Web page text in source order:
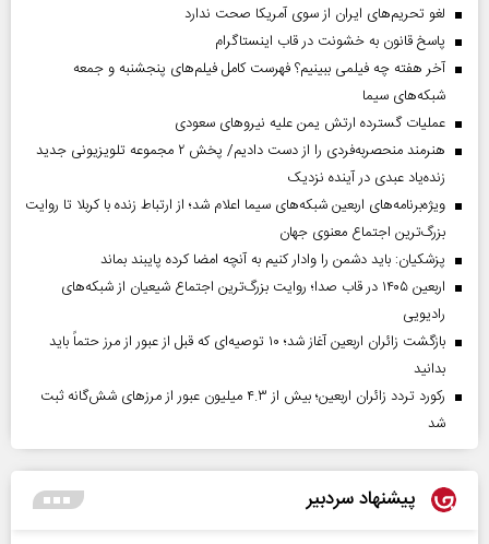
لغو تحریم‌های ایران از سوی آمریکا صحت ندارد
پاسخ قانون به خشونت در قاب اینستاگرام
آخر هفته چه فیلمی ببینیم؟ فهرست کامل فیلم‌های پنجشنبه و جمعه
شبکه‌های سیما
عملیات گسترده ارتش یمن علیه نیروهای سعودی
هنرمند منحصر‌به‌فردی را از دست دادیم/ پخش ۲ مجموعه تلویزیونی جدید
زنده‌یاد عبدی در آینده نزدیک
ویژه‌برنامه‌های اربعین شبکه‌های سیما اعلام شد؛ از ارتباط زنده با کربلا تا روایت
بزرگ‌ترین اجتماع معنوی جهان
پزشکیان: باید دشمن را وادار کنیم به آنچه امضا کرده پایبند بماند
اربعین ۱۴۰۵ در قاب صدا؛ روایت بزرگ‌ترین اجتماع شیعیان از شبکه‌های
رادیویی
بازگشت زائران اربعین آغاز شد؛ ۱۰ توصیه‌ای که قبل از عبور از مرز حتماً باید
بدانید
رکورد تردد زائران اربعین؛ بیش از ۴.۳ میلیون عبور از مرزهای شش‌گانه ثبت
شد
پیشنهاد سردبیر